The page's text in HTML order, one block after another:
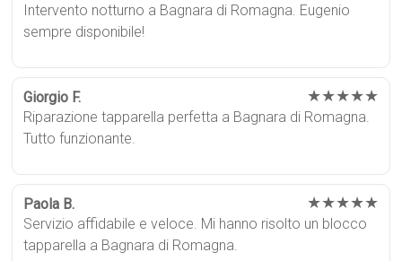
Intervento notturno a Bagnara di Romagna. Eugenio
sempre disponibile!
Giorgio F. ★★★★★
Riparazione tapparella perfetta a Bagnara di Romagna.
Tutto funzionante.
Paola B. ★★★★★
Servizio affidabile e veloce. Mi hanno risolto un blocco
tapparella a Bagnara di Romagna.